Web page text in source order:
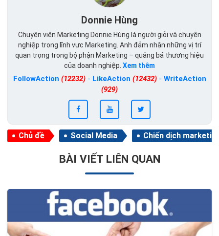
Donnie Hùng
Chuyên viên Marketing Donnie Hùng là người giỏi và chuyên
nghiệp trong lĩnh vực Marketing. Anh đảm nhận những vị trí
quan trọng trong bộ phận Marketing – quảng bá thương hiệu
của doanh nghiệp. Xem thêm
FollowAction (12232)- LikeAction (12432)- WriteAction
(929)
Chủ đề Social Media Chiến dịch
BÀI VIẾT LIÊN QUAN